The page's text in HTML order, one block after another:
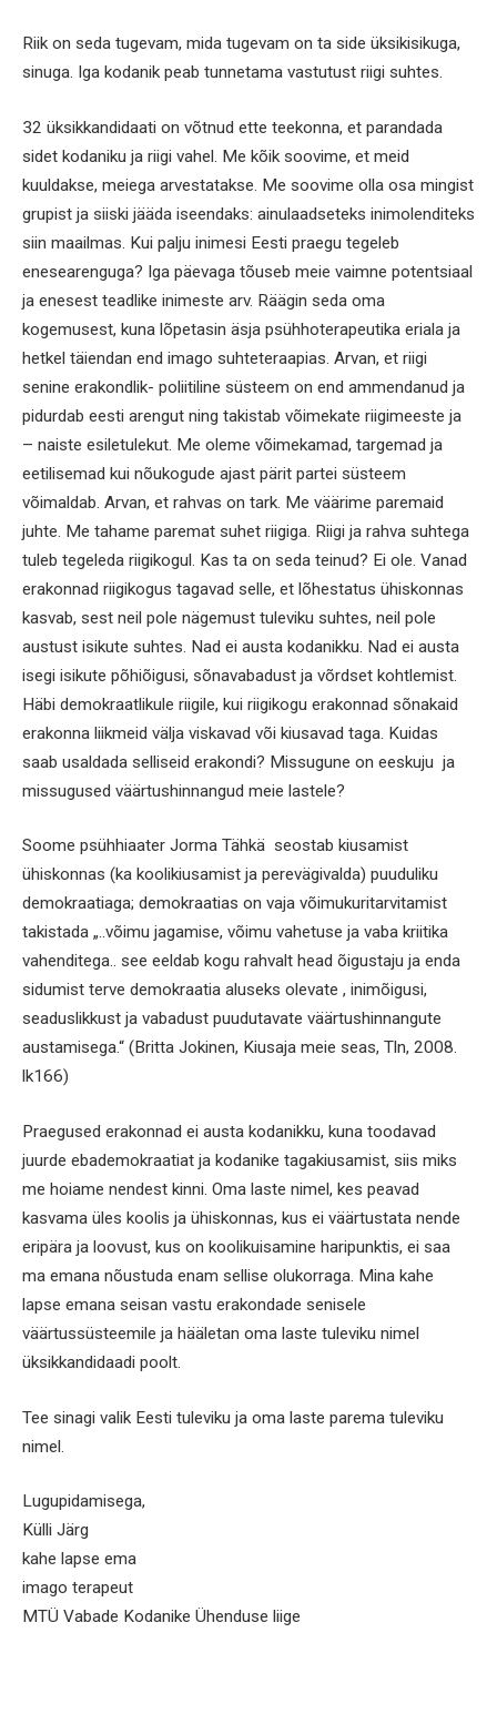
Riik on seda tugevam, mida tugevam on ta side üksikisikuga,
sinuga. Iga kodanik peab tunnetama vastutust riigi suhtes.
32 üksikkandidaati on võtnud ette teekonna, et parandada
sidet kodaniku ja riigi vahel. Me kõik soovime, et meid
kuuldakse, meiega arvestatakse. Me soovime olla osa mingist
grupist ja siiski jääda iseendaks: ainulaadseteks inimolenditeks
siin maailmas. Kui palju inimesi Eesti praegu tegeleb
enesearenguga? Iga päevaga tõuseb meie vaimne potentsiaal
ja enesest teadlike inimeste arv. Räägin seda oma
kogemusest, kuna lõpetasin äsja psühhoterapeutika eriala ja
hetkel täiendan end imago suhteteraapias. Arvan, et riigi
senine erakondlik- poliitiline süsteem on end ammendanud ja
pidurdab eesti arengut ning takistab võimekate riigimeeste ja
– naiste esiletulekut. Me oleme võimekamad, targemad ja
eetilisemad kui nõukogude ajast pärit partei süsteem
võimaldab. Arvan, et rahvas on tark. Me väärime paremaid
juhte. Me tahame paremat suhet riigiga. Riigi ja rahva suhtega
tuleb tegeleda riigikogul. Kas ta on seda teinud? Ei ole. Vanad
erakonnad riigikogus tagavad selle, et lõhestatus ühiskonnas
kasvab, sest neil pole nägemust tuleviku suhtes, neil pole
austust isikute suhtes. Nad ei austa kodanikku. Nad ei austa
isegi isikute põhiõigusi, sõnavabadust ja võrdset kohtlemist.
Häbi demokraatlikule riigile, kui riigikogu erakonnad sõnakaid
erakonna liikmeid välja viskavad või kiusavad taga. Kuidas
saab usaldada selliseid erakondi? Missugune on eeskuju ja
missugused väärtushinnangud meie lastele?
Soome psühhiaater Jorma Tähkä seostab kiusamist
ühiskonnas (ka koolikiusamist ja perevägivalda) puuduliku
demokraatiaga; demokraatias on vaja võimukuritarvitamist
takistada „..võimu jagamise, võimu vahetuse ja vaba kriitika
vahenditega.. see eeldab kogu rahvalt head õigustaju ja enda
sidumist terve demokraatia aluseks olevate , inimõigusi,
seaduslikkust ja vabadust puudutavate väärtushinnangute
austamisega.“ (Britta Jokinen, Kiusaja meie seas, Tln, 2008.
lk166)
Praegused erakonnad ei austa kodanikku, kuna toodavad
juurde ebademokraatiat ja kodanike tagakiusamist, siis miks
me hoiame nendest kinni. Oma laste nimel, kes peavad
kasvama üles koolis ja ühiskonnas, kus ei väärtustata nende
eripära ja loovust, kus on koolikuisamine haripunktis, ei saa
ma emana nõustuda enam sellise olukorraga. Mina kahe
lapse emana seisan vastu erakondade senisele
väärtussüsteemile ja hääletan oma laste tuleviku nimel
üksikkandidaadi poolt.
Tee sinagi valik Eesti tuleviku ja oma laste parema tuleviku
nimel.
Lugupidamisega,
Külli Järg
kahe lapse ema
imago terapeut
MTÜ Vabade Kodanike Ühenduse liige